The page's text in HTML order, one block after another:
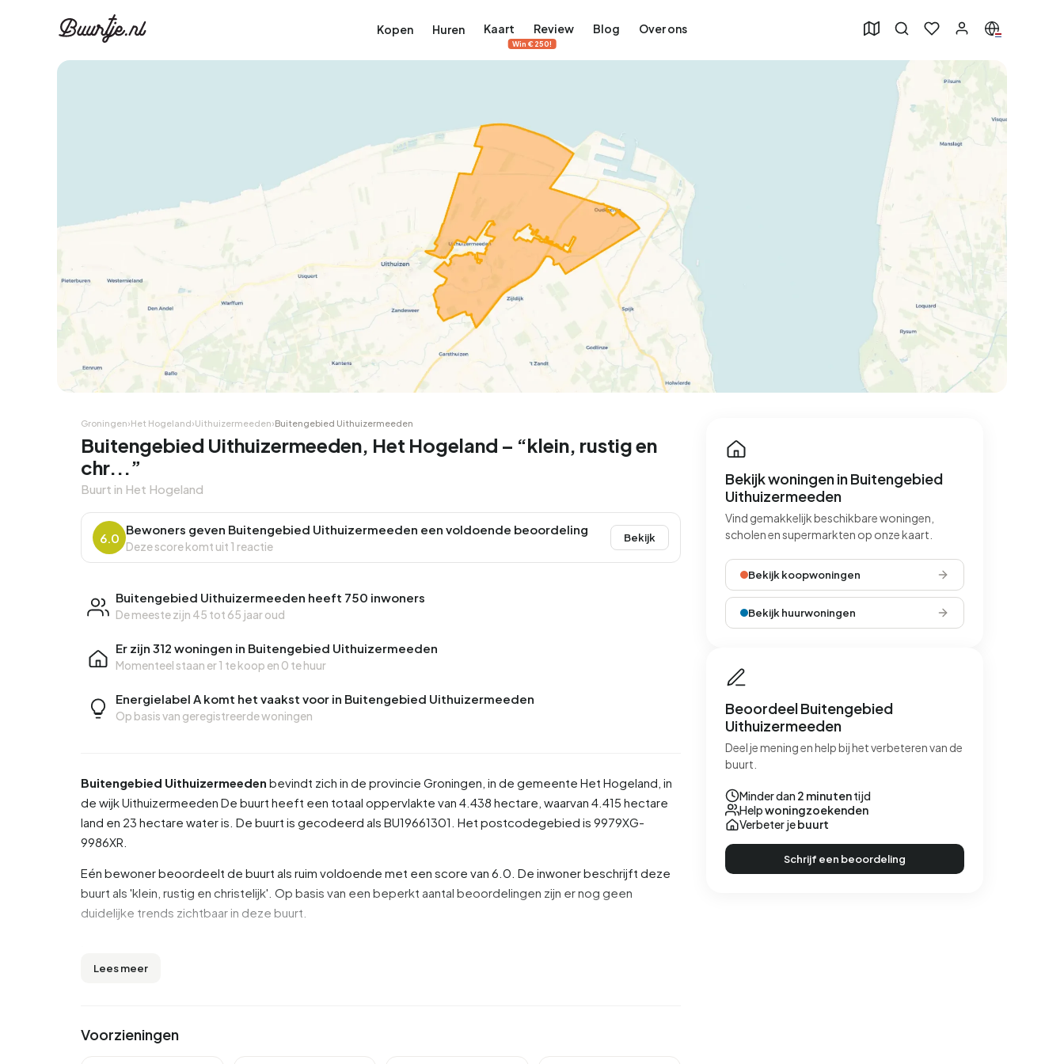
Kopen Huren Kaart Review
Win €250!
Blog Over ons
Groningen›Het Hogeland›Uithuizermeeden›Buitengebied Uithuizermeeden
Buitengebied Uithuizermeeden, Het Hogeland – “klein, rustig en
chr...”
Buurt in Het Hogeland
6.0
Bewoners geven Buitengebied Uithuizermeeden een voldoende beoordeling
Deze score komt uit 1 reactie
Bekijk
Buitengebied Uithuizermeeden heeft 750 inwoners
De meeste zijn 45 tot 65 jaar oud
Er zijn 312 woningen in Buitengebied Uithuizermeeden
Momenteel staan er1 te koop en 0 te huur
Energielabel A komt het vaakst voor in Buitengebied Uithuizermeeden
Op basis van geregistreerde woningen
Buitengebied Uithuizermeeden bevindt zich in de provincie Groningen , in de gemeente Het Hogeland , in
de wijkUithuizermeeden De buurt heeft een totaal oppervlakte van 4.438 hectare, waarvan 4.415 hectare
land en 23 hectare water is. De buurt is gecodeerd als BU19661301. Het postcodegebied is 9979XG-
9986XR.
Eén bewoner beoordeelt de buurt als ruim voldoende met een score van 6.0. De inwoner beschrijft deze
buurt als 'klein, rustig en christelijk'. Op basis van een beperkt aantal beoordelingen zijn er nog geen
duidelijke trends zichtbaar in deze buurt.
Buitengebied Uithuizermeeden telt 750 inwoners. Hiervan is 53,3% man en 46,0% vrouw. De meeste
42,0% is gehuwd, 5,3% is gescheiden en 4,0% is verweduwd. 720 inwoners komen uit Nederland, 15
Lees meer
Voorzieningen
Bekijk woningen in Buitengebied
Uithuizermeeden
Vind gemakkelijk beschikbare woningen,
scholen en supermarkten op onze kaart.
Bekijk koopwoningen
Bekijk huurwoningen
Beoordeel Buitengebied
Uithuizermeeden
Deel je mening en help bij het verbeteren van de
buurt.
Minder dan 2 minutentijd
Helpwoningzoekenden
Verbeter jebuurt
Schrijf een beoordeling